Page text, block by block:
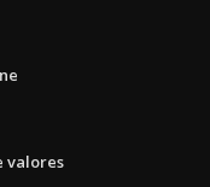
valores